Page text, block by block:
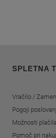
SPLETNA
Vračilo /
Pogoji
Možnosti plačila
Pomoč pri